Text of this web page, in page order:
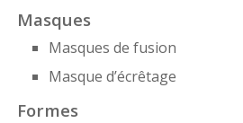
Masques
Masques de fusion
Masque d’écrêtage
Formes